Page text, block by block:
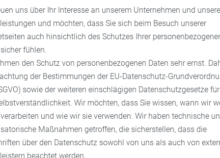
uns über Ihr Interesse an unserem Unternehmen und
und möchten, dass Sie sich beim Besuch unserer
auch hinsichtlich des Schutzes Ihrer
fühlen.
den Schutz von personenbezogenen Daten sehr ernst.
der Bestimmungen der EU-Datenschutz-
sowie der weiteren einschlägigen Datenschutzgesetze
Wir möchten, dass Sie wissen, wann wir
und wie wir sie verwenden. Wir haben technische
Maßnahmen getroffen, die sicherstellen, dass die
über den Datenschutz sowohl von uns als auch von
beachtet werden.